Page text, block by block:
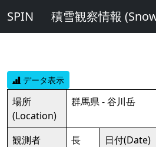
SPIN 積雪観察情報
データ表示
場所
(Location)
群馬県 - 谷川岳
観測者
長
日付(Date)